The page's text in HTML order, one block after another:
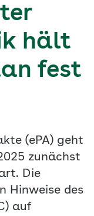
hält
fest
(ePA) geht
zunächst
Die
Hinweise des
auf